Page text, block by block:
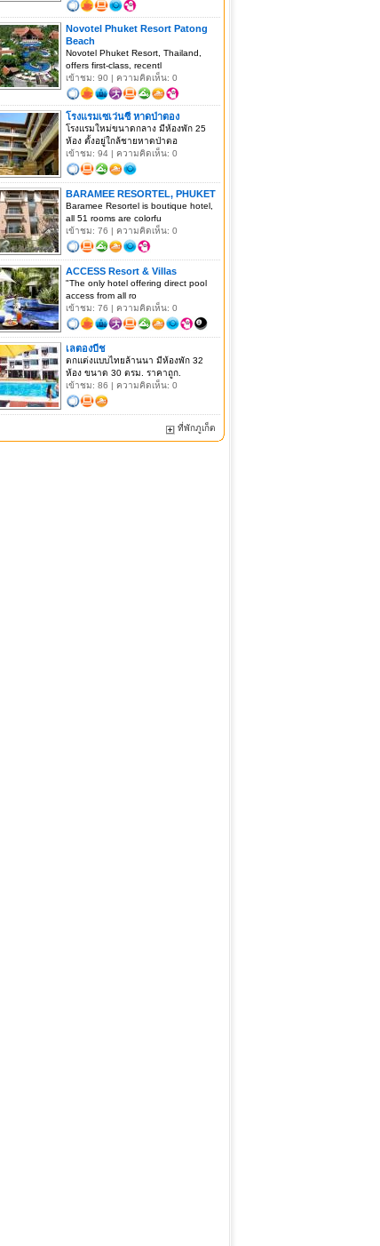
Novotel Phuket Resort Patong
Beach
Novotel Phuket Resort, Thailand,
offers first-class, recentl
เข้าชม: 90 | ความคิดเห็น: 0
โรงแรมเซเว่นซี หาดป่าตอง
โรงแรมใหม่ขนาดกลาง มีห้องพัก 25
ห้อง ตั้งอยู่ใกล้ชายหาดป่าตอ
เข้าชม: 94 | ความคิดเห็น: 0
BARAMEE RESORTEL, PHUKET
Baramee Resortel is boutique hotel,
all 51 rooms are colorfu
เข้าชม: 76 | ความคิดเห็น: 0
ACCESS Resort & Villas
"The only hotel offering direct pool
access from all ro
เข้าชม: 76 | ความคิดเห็น: 0
เลตองบีช
ตกแต่งแบบไทยล้านนา มีห้องพัก 32
ห้อง ขนาด 30 ตรม. ราคาถูก.
เข้าชม: 86 | ความคิดเห็น: 0
ที่พักภูเก็ต